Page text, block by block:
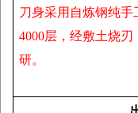
刀身采用自炼钢纯
4000层，经敷土烧
研。